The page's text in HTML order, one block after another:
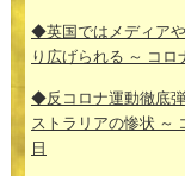
◆英国ではメディア
り広げられる ～ コ
◆反コロナ運動徹底
ストラリアの惨状 ～
日